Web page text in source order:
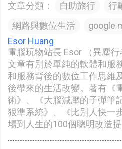
文章分類： 自助旅行 行
網路與數位生活
google
Esor Huang
電腦玩物站長 Esor （異塵
文章有別於單純的軟體和服
和服務背後的數位工作思維
後帶來的生活改變。著有《
術》、《大腦減壓的子彈筆
狠準系統》、《比別人快一
場到人生的100個聰明改造提